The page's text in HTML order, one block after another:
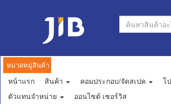
หมวดหมู่สินค้า
หน้าแรก สินค้า คอมประกอบ/จัดสเปค โ
ตัวแทนจำหน่าย
ออนไซต์ เซอร์วิส